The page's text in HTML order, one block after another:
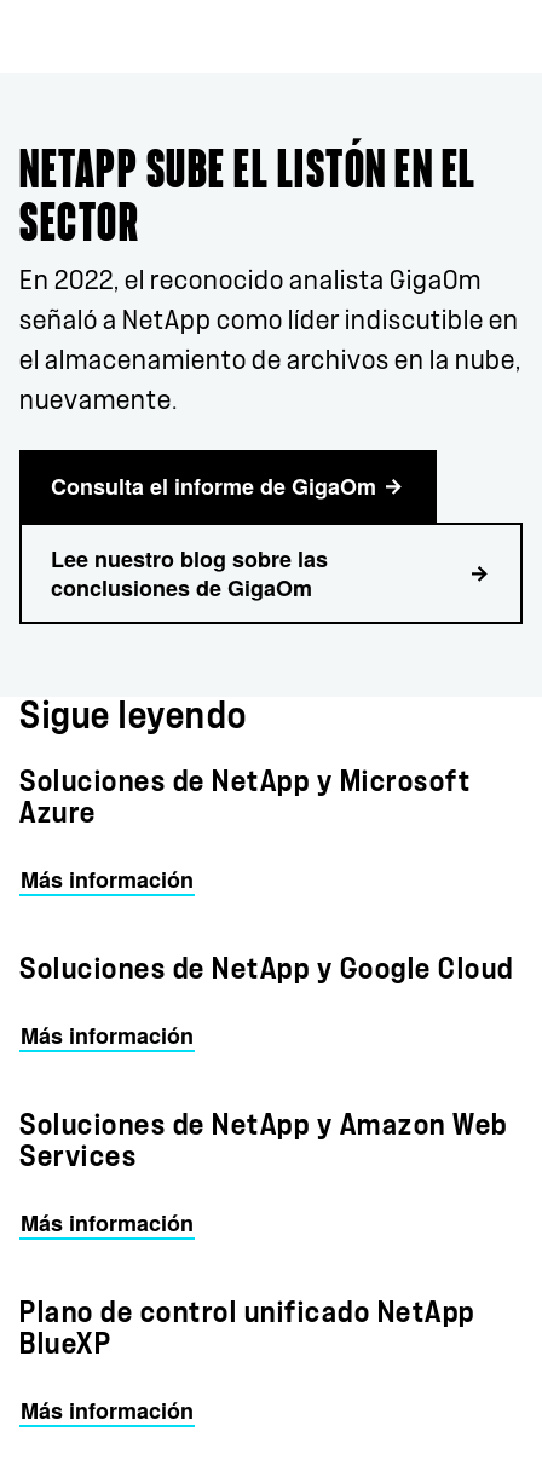
NETAPP SUBE EL LISTÓN EN EL
SECTOR
En 2022, el reconocido analista GigaOm
señaló a NetApp como líder indiscutible en
el almacenamiento de archivos en la nube,
nuevamente.
Consulta el informe de GigaOm
Lee nuestro blog sobre las
conclusiones de GigaOm
Sigue leyendo
Soluciones de NetApp y Microsoft
Azure
Más información
Soluciones de NetApp y Google Cloud
Más información
Soluciones de NetApp y Amazon Web
Services
Más información
Plano de control unificado NetApp
BlueXP
Más información